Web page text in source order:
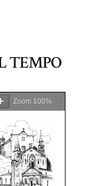
TEMPO
Zoom 100%